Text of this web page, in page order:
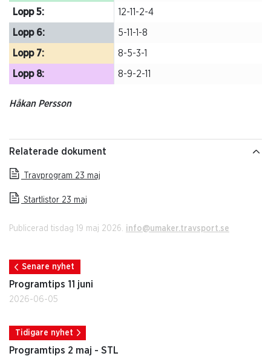
Lopp 5: 12-11-2-4
Lopp 6: 5-11-1-8
Lopp 7: 8-5-3-1
Lopp 8: 8-9-2-11
Håkan Persson
Relaterade dokument
Travprogram 23 maj
Startlistor 23 maj
Publicerad tisdag 19 maj 2026. info@umaker.travsport.se
Senare nyhet
Programtips 11 juni
2026-06-05
Tidigare nyhet
Programtips 2 maj - STL